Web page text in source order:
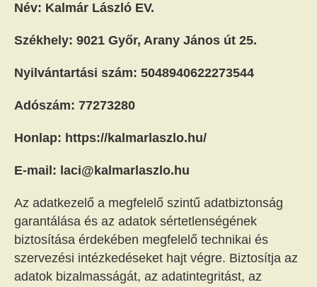
Név: Kalmár László EV.
Székhely: 9021 Győr, Arany János út 25.
Nyilvántartási szám: 5048940622273544
Adószám: 77273280
Honlap: https://kalmarlaszlo.hu/
E-mail: laci@kalmarlaszlo.hu
Az adatkezelő a megfelelő szintű adatbiztonság
garantálása és az adatok sértetlenségének
biztosítása érdekében megfelelő technikai és
szervezési intézkedéseket hajt végre. Biztosítja az
adatok bizalmasságát, az adatintegritást, az